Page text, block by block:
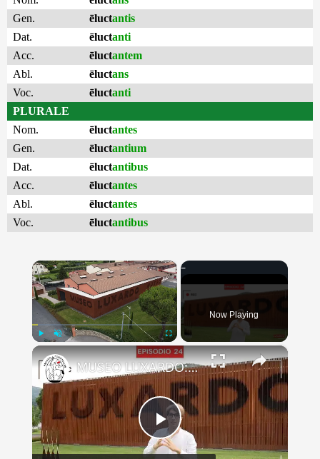
Gen.
ēluctantis
Dat.
ēluctanti
Acc.
ēluctantem
Abl.
ēluctans
Voc.
ēluctanti
PLURALE
Nom.
ēluctantes
Gen.
ēluctantium
Dat.
ēluctantibus
Acc.
ēluctantes
Abl.
ēluctantes
Voc.
ēluctantibus
×
Fullscreen
Now Playing
×
Play
MUSEO LUXARDO: Un Viaggio nel Tempo e nel Gusto